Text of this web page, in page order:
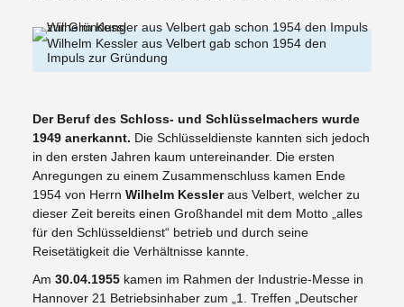
Wilhelm Kessler aus Velbert gab schon 1954 den
Impuls zur Gründung
Der Beruf des Schloss- und Schlüsselmachers wurde
1949 anerkannt. Die Schlüsseldienste kannten sich jedoch
in den ersten Jahren kaum untereinander. Die ersten
Anregungen zu einem Zusammenschluss kamen Ende
1954 von Herrn Wilhelm Kessleraus Velbert, welcher zu
dieser Zeit bereits einen Großhandel mit dem Motto „alles
für den Schlüsseldienst“ betrieb und durch seine
Reisetätigkeit die Verhältnisse kannte.
Am 30.04.1955kamen im Rahmen der Industrie-Messe in
Hannover 21 Betriebsinhaber zum „1. Treffen „Deutscher